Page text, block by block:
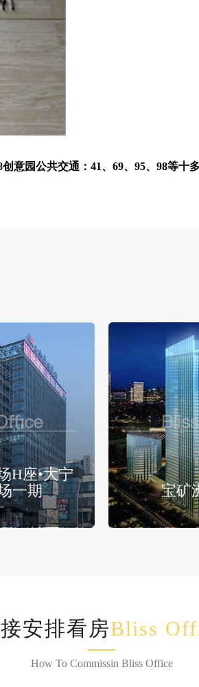
意园公共交通：41、69、95、98等十
H座•大宁
一期
宝矿
安排看房Bliss
How To Commissin Bliss Office